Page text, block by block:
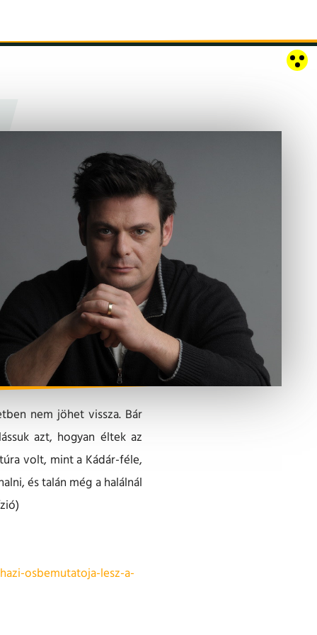
EN
nem jöhet vissza. Bár
azt, hogyan éltek az
volt, mint a Kádár-féle,
és talán még a halálnál
osbemutatoja-lesz-a-